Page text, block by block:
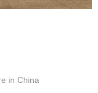
in China